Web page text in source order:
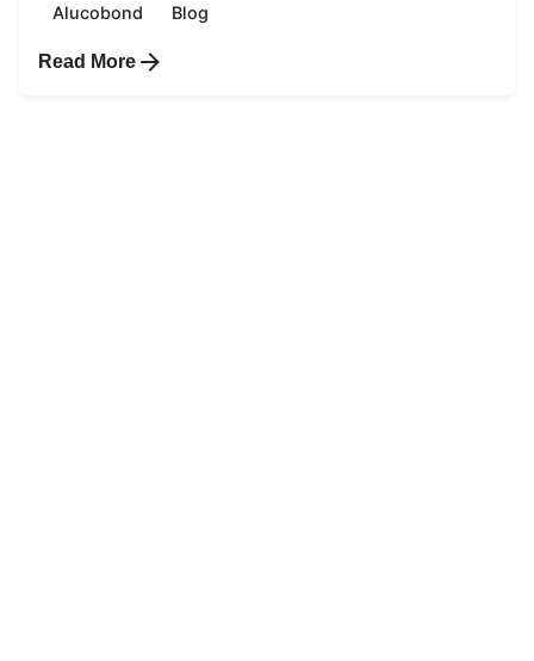
Alucobond Blog
Read More